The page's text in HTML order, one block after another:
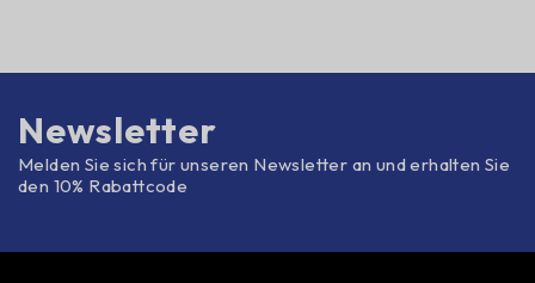
Newsletter
Melden Sie sich für unseren Newsletter an und erhalten Sie
den 10% Rabattcode